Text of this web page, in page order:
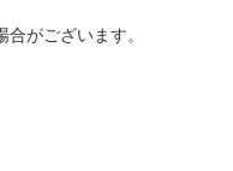
がございます。